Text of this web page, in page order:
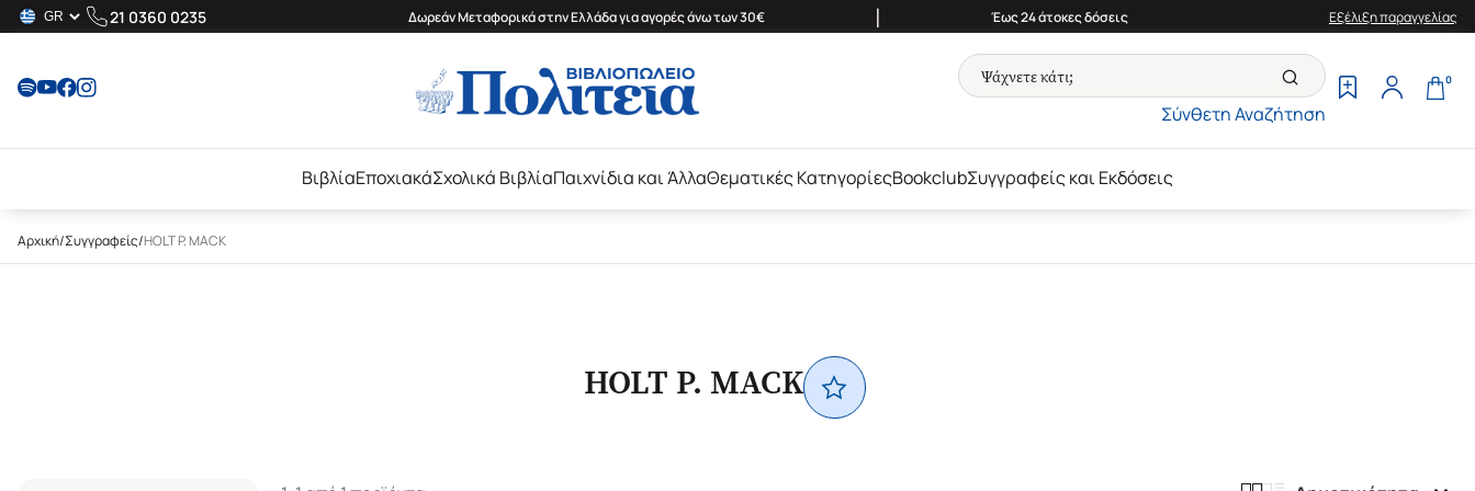
21 0360 0235 Δωρεάν Μεταφορικά στην Ελλάδα για αγορές άνω των 30€ | Έως 24 άτοκες δόσεις Εξέλιξη παραγγελίας
Σύνθετη Αναζήτηση
0
ΒιβλίαΕποχιακάΣχολικά ΒιβλίαΠαιχνίδια και ΆλλαΘεματικές ΚατηγορίεςBookclubΣυγγραφείς και Εκδόσεις
Αρχική/Συγγραφείς/HOLT P. MACK
HOLT P. MACK